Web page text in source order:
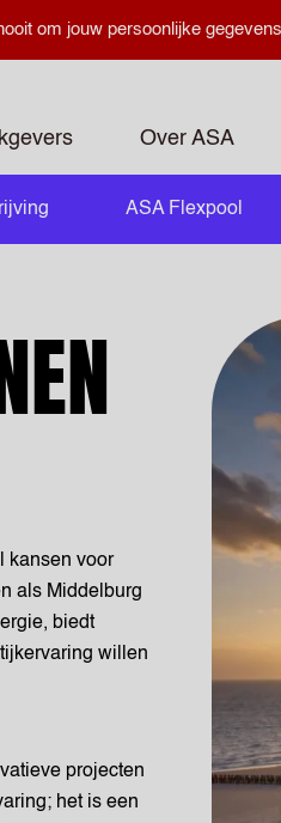
om jouw persoonlijke
Over ASA
ASA Flexpool
kansen voor
als Middelburg
biedt
willen
projecten
het is een